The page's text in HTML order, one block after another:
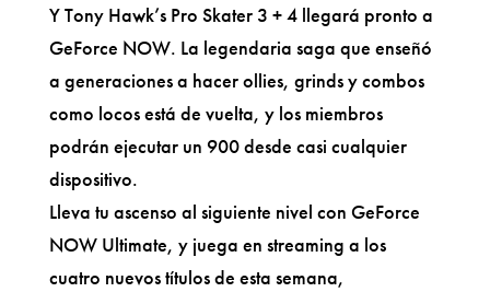
Y Tony Hawk’s Pro Skater 3 + 4 llegará pronto a
GeForce NOW. La legendaria saga que enseñó
a generaciones a hacer ollies, grinds y combos
como locos está de vuelta, y los miembros
podrán ejecutar un 900 desde casi cualquier
dispositivo.
Lleva tu ascenso al siguiente nivel con GeForce
NOW Ultimate, y juega en streaming a los
cuatro nuevos títulos de esta semana,